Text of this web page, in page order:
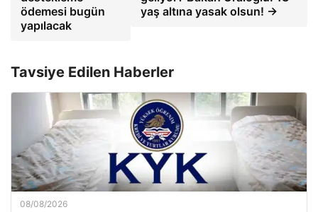
ödemesi bugün
yapılacak
yaş altına yasak olsun! →
Tavsiye Edilen Haberler
08/08/2026